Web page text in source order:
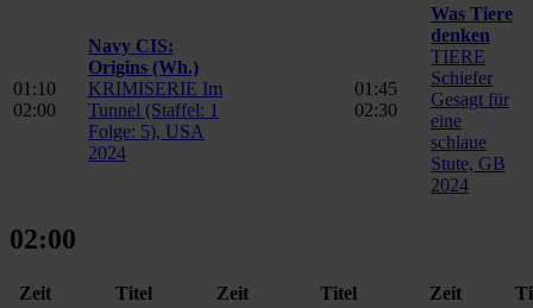
01:10
02:00
Navy CIS:
Origins (Wh.)
KRIMISERIE Im
Tunnel (Staffel: 1
Folge: 5), USA
2024
01:45
02:30
Was Tiere
denken
TIERE
Schiefer
Gesagt für
eine
schlaue
Stute, GB
2024
02:00
Zeit Titel Zeit Titel Zeit